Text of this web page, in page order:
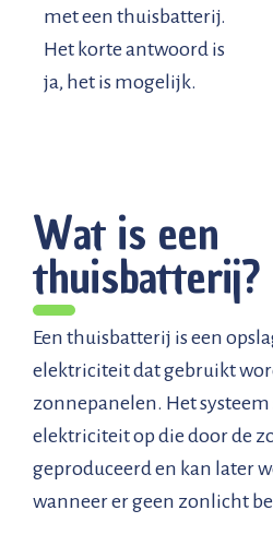
met een thuisbatterij.
Het korte antwoord is
ja, het is mogelijk.
Wat is een
thuisbatterij?
Een thuisbatterij is een
elektriciteit dat gebruikt
zonnepanelen. Het
elektriciteit op die door de
geproduceerd en kan later
wanneer er geen zonlicht